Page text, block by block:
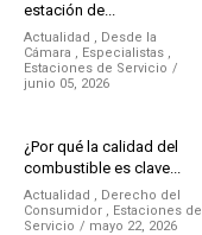
estación de...
Actualidad , Desde la
Cámara , Especialistas ,
Estaciones de Servicio
junio 05, 2026
¿Por qué la calidad del
combustible es clave...
Actualidad , Derecho del
Consumidor , Estaciones de
Servicio
mayo 22, 2026